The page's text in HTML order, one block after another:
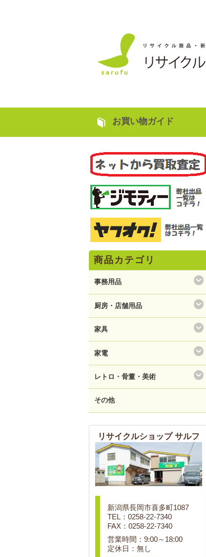
お買い物ガイド
商品カテゴリ
事務用品
厨房・店舗用品
家具
家電
レトロ・骨董・美術
その他
リサイクルショップ サルフ
新潟県長岡市喜多町1087
TEL：0258-22-7340
FAX：0258-22-7340
営業時間：9:00～18:00
定休日：無し